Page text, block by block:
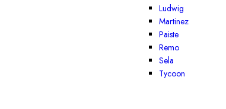
Ludwig
Martinez
Paiste
Remo
Sela
Tycoon